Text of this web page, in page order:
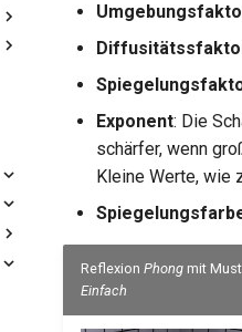
Exponent: Die
schärfer, wenn
Kleine Werte, wie
Reflexion Phong mit
Einfach